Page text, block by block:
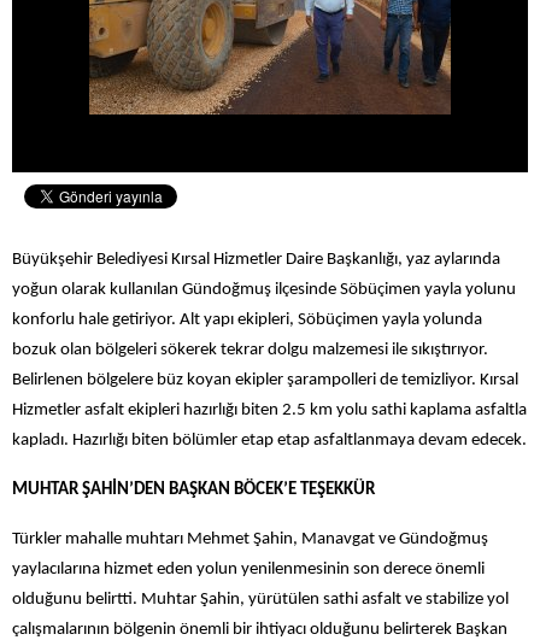
Büyükşehir Belediyesi Kırsal Hizmetler Daire Başkanlığı, yaz aylarında
yoğun olarak kullanılan Gündoğmuş ilçesinde Söbüçimen yayla yolunu
konforlu hale getiriyor. Alt yapı ekipleri, Söbüçimen yayla yolunda
bozuk olan bölgeleri sökerek tekrar dolgu malzemesi ile sıkıştırıyor.
Belirlenen bölgelere büz koyan ekipler şarampolleri de temizliyor. Kırsal
Hizmetler asfalt ekipleri hazırlığı biten 2.5 km yolu sathi kaplama asfaltla
kapladı. Hazırlığı biten bölümler etap etap asfaltlanmaya devam edecek.
MUHTAR ŞAHİN’DEN BAŞKAN BÖCEK’E TEŞEKKÜR
Türkler mahalle muhtarı Mehmet Şahin, Manavgat ve Gündoğmuş
yaylacılarına hizmet eden yolun yenilenmesinin son derece önemli
olduğunu belirtti. Muhtar Şahin, yürütülen sathi asfalt ve stabilize yol
çalışmalarının bölgenin önemli bir ihtiyacı olduğunu belirterek Başkan